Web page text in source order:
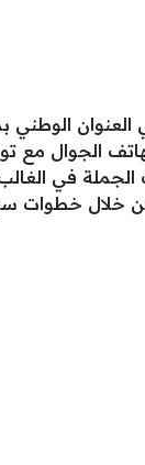
العنوان
الجوال مع
الجملة في
من خلال خطوات